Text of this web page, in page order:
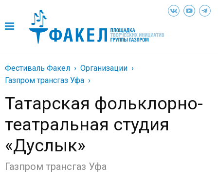
Фестиваль Факел
Организации
Газпром трансгаз Уфа
Татарская фольклорно-
театральная студия
«Дуслык»
Газпром трансгаз Уфа